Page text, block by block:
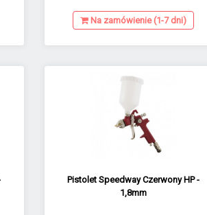
Na zamówienie (1-7 dni)
Pistolet Speedway Czerwony HP -
1,8mm